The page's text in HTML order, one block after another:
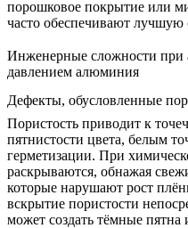
порошковое покрытие или
часто обеспечивают лучшую
Инженерные сложности при
давлением алюминия
Дефекты, обусловленные
Пористость приводит к
пятнистости цвета, белым
герметизации. При
раскрываются, обнажая
которые нарушают рост
вскрытие пористости
может создать тёмные пятна